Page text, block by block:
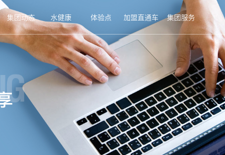
集团动态 水健康 体验点 加盟直通车 集团服务